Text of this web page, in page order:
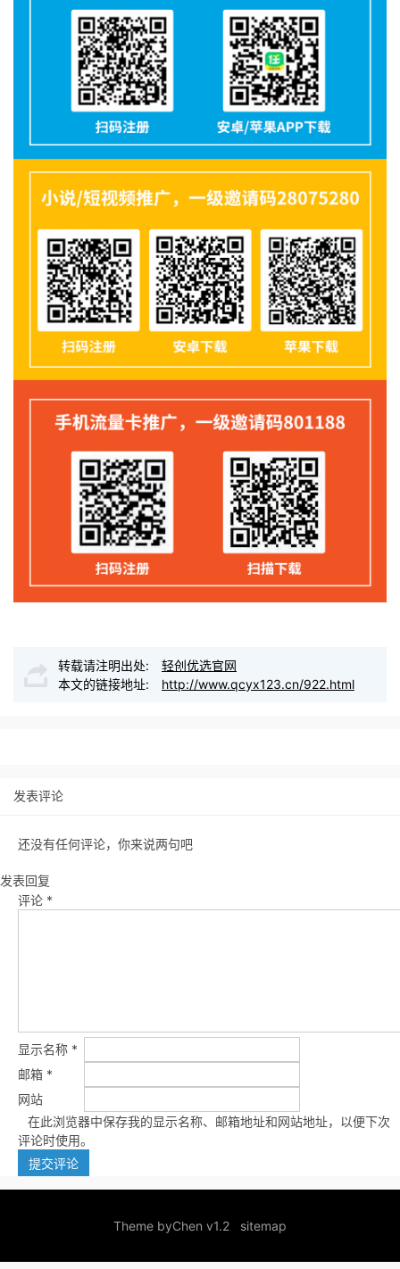
转载请注明出处:
轻创优选官网
本文的链接地址:
http://www.qcyx123.cn/922.html
发表评论
还没有任何评论，你来说两句吧
发表回复
评论 *
显示名称 *
邮箱 *
网站
在此浏览器中保存我的显示名称、邮箱地址和网站地址，以便下次
评论时使用。
Theme byChen v1.2 sitemap